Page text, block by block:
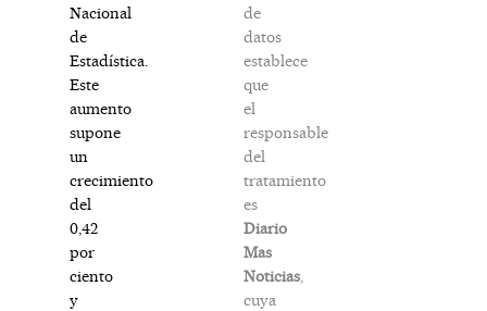
Nacional
de
Estadística.
Este
aumento
supone
un
crecimiento
del
0,42
por
ciento
y
de
datos
establece
que
el
responsable
del
tratamiento
es
Diario
Mas
Noticias,
cuya